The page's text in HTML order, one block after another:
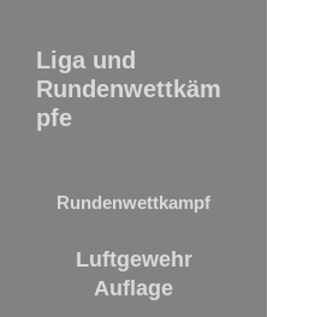
Liga und
Rundenwettkäm
pfe
Rundenwettkampf
Luftgewehr
Auflage